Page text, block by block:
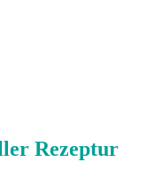
Rezeptur